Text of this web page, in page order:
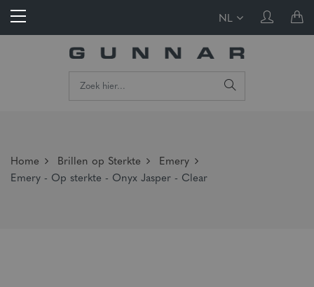
NL
Home Brillen op Sterkte
Emery
Emery - Op sterkte - Onyx Jasper - Clear